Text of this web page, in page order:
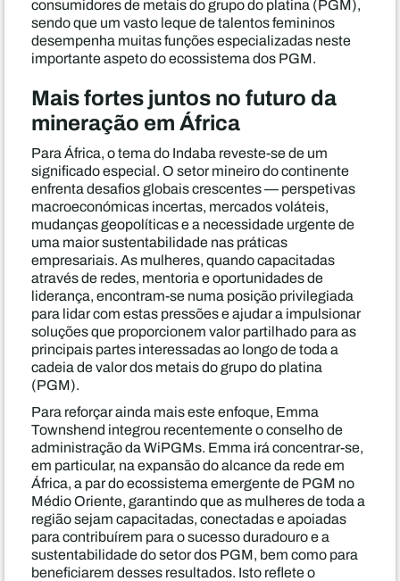
consumidores de metais do grupo do platina (PGM),
sendo que um vasto leque de talentos femininos
desempenha muitas funções especializadas neste
importante aspeto do ecossistema dos PGM.
Mais fortes juntos no futuro da
mineração em África
Para África, o tema do Indaba reveste-se de um
significado especial. O setor mineiro do continente
enfrenta desafios globais crescentes — perspetivas
macroeconómicas incertas, mercados voláteis,
mudanças geopolíticas e a necessidade urgente de
uma maior sustentabilidade nas práticas
empresariais. As mulheres, quando capacitadas
através de redes, mentoria e oportunidades de
liderança, encontram-se numa posição privilegiada
para lidar com estas pressões e ajudar a impulsionar
soluções que proporcionem valor partilhado para as
principais partes interessadas ao longo de toda a
cadeia de valor dos metais do grupo do platina
(PGM).
Para reforçar ainda mais este enfoque, Emma
Townshend integrou recentemente o conselho de
administração da WiPGMs. Emma irá concentrar-se,
em particular, na expansão do alcance da rede em
África, a par do ecossistema emergente de PGM no
Médio Oriente, garantindo que as mulheres de toda a
região sejam capacitadas, conectadas e apoiadas
para contribuírem para o sucesso duradouro e a
sustentabilidade do setor dos PGM, bem como para
beneficiarem desses resultados. Isto reflete o